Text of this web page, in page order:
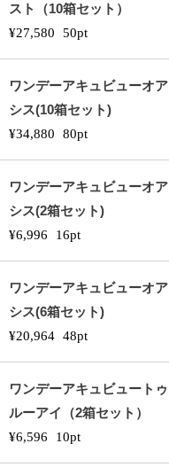
スト（10箱セット）
¥27,580 50pt
ワンデーアキュビューオア
シス(10箱セット)
¥34,880 80pt
ワンデーアキュビューオア
シス(2箱セット)
¥6,996
16pt
ワンデーアキュビューオア
シス(6箱セット)
¥20,964 48pt
ワンデーアキュビュートゥ
ルーアイ（2箱セット）
¥6,596
10pt